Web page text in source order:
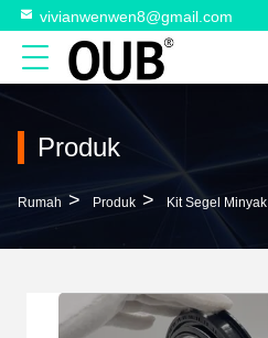
vivianwenwen8@gmail.com
Produk
Rumah > Produk > Kit Segel Minyak